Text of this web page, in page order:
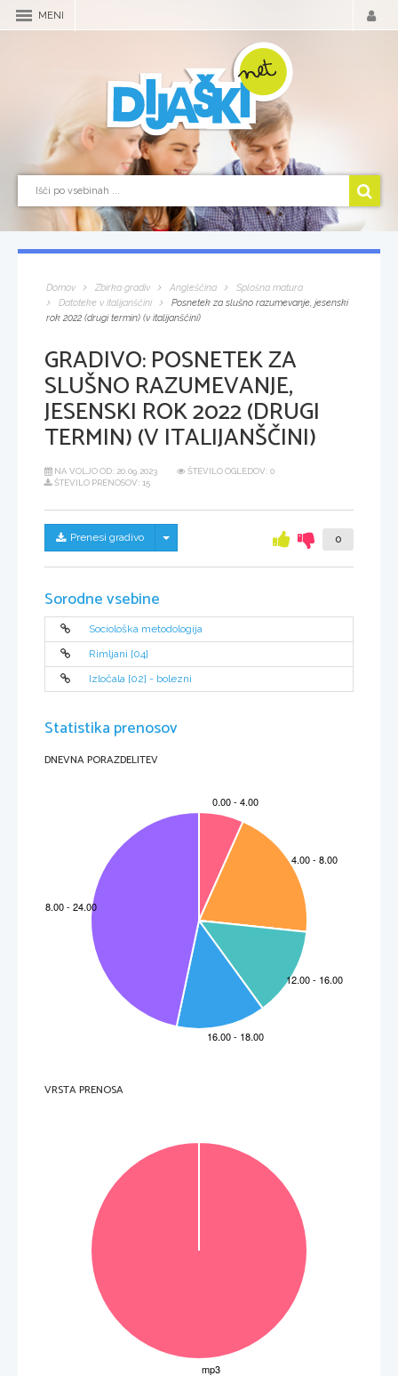
MENI
Domov Zbirka gradiv Angleščina
Splošna matura
Datoteke v italijanščini
Posnetek za slušno razumevanje, jesenski
rok 2022 (drugi termin) (v italijanščini)
GRADIVO:POSNETEK ZA
SLUŠNO RAZUMEVANJE,
JESENSKI ROK 2022 (DRUGI
TERMIN) (V ITALIJANŠČINI)
NA VOLJO OD: 20.09.2023
ŠTEVILO OGLEDOV: 0
ŠTEVILO PRENOSOV: 15
Prenesi gradivo Skrij/prikaži meni 0
Sorodne vsebine
Sociološka metodologija
Rimljani [04]
Izločala [02] - bolezni
Statistika prenosov
DNEVNA PORAZDELITEV
VRSTA PRENOSA